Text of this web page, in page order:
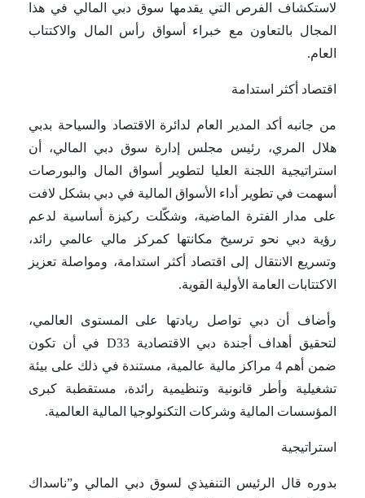
لاستكشاف الفرص التي يقدمها سوق دبي المالي في هذا
المجال بالتعاون مع خبراء أسواق رأس المال والاكتتاب
العام.
اقتصاد أكثر استدامة
من جانبه أكد المدير العام لدائرة الاقتصاد والسياحة بدبي
هلال المري، رئيس مجلس إدارة سوق دبي المالي، أن
استراتيجية اللجنة العليا لتطوير أسواق المال والبورصات
أسهمت في تطوير أداء الأسواق المالية في دبي بشكل لافت
على مدار الفترة الماضية، وشكّلت ركيزة أساسية لدعم
رؤية دبي نحو ترسيخ مكانتها كمركز مالي عالمي رائد،
وتسريع الانتقال إلى اقتصاد أكثر استدامة، ومواصلة تعزيز
الاكتتابات العامة الأولية القوية.
وأضاف أن دبي تواصل ريادتها على المستوى العالمي،
لتحقيق أهداف أجندة دبي الاقتصادية D33 في أن تكون
ضمن أهم 4 مراكز مالية عالمية، مستندة في ذلك على بيئة
تشغيلية وأطر قانونية وتنظيمية رائدة، مستقطبة كبرى
المؤسسات المالية وشركات التكنولوجيا المالية العالمية.
استراتيجية
بدوره قال الرئيس التنفيذي لسوق دبي المالي و”ناسداك